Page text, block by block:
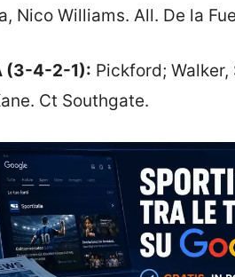
Nico Williams. All. De la
(3-4-2-1): Pickford; Walker,
Ct Southgate.